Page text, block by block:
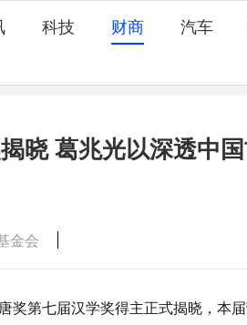
科技 财商 汽车
晓 葛兆光以深透中
金会
奖第七届汉学奖得主正式揭晓，本